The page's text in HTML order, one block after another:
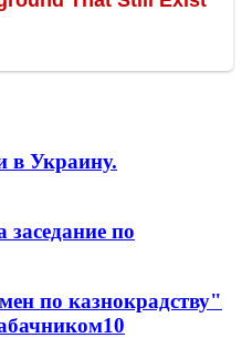
в Украину.
заседание по
по казнокрадству"
10